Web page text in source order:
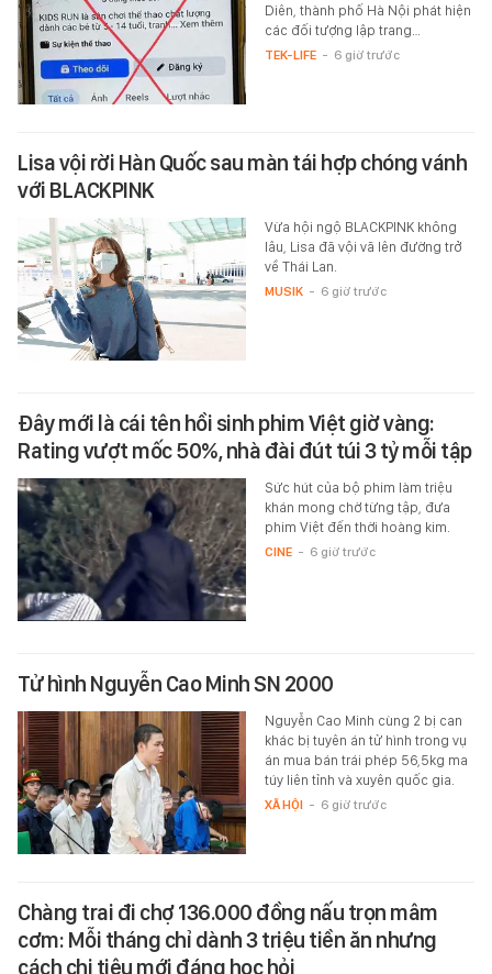
Diên, thành phố Hà Nội phát hiện
các đối tượng lập trang…
TEK-LIFE - 6 giờ trước
Lisa vội rời Hàn Quốc sau màn tái hợp chóng vánh
với BLACKPINK
Vừa hội ngộ BLACKPINK không
lâu, Lisa đã vội vã lên đường trở
về Thái Lan.
MUSIK - 6 giờ trước
Đây mới là cái tên hồi sinh phim Việt giờ vàng:
Rating vượt mốc 50%, nhà đài đút túi 3 tỷ mỗi tập
Sức hút của bộ phim làm triệu
khán mong chờ từng tập, đưa
phim Việt đến thời hoàng kim.
CINE - 6 giờ trước
Tử hình Nguyễn Cao Minh SN 2000
Nguyễn Cao Minh cùng 2 bị can
khác bị tuyên án tử hình trong vụ
án mua bán trái phép 56,5kg ma
túy liên tỉnh và xuyên quốc gia.
XÃ HỘI - 6 giờ trước
Chàng trai đi chợ 136.000 đồng nấu trọn mâm
cơm: Mỗi tháng chỉ dành 3 triệu tiền ăn nhưng
cách chi tiêu mới đáng học hỏi